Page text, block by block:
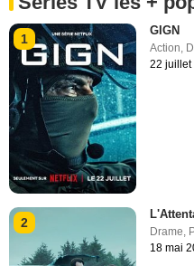
1
GIGN
Action
22 juillet
2
Drame,
18 mai